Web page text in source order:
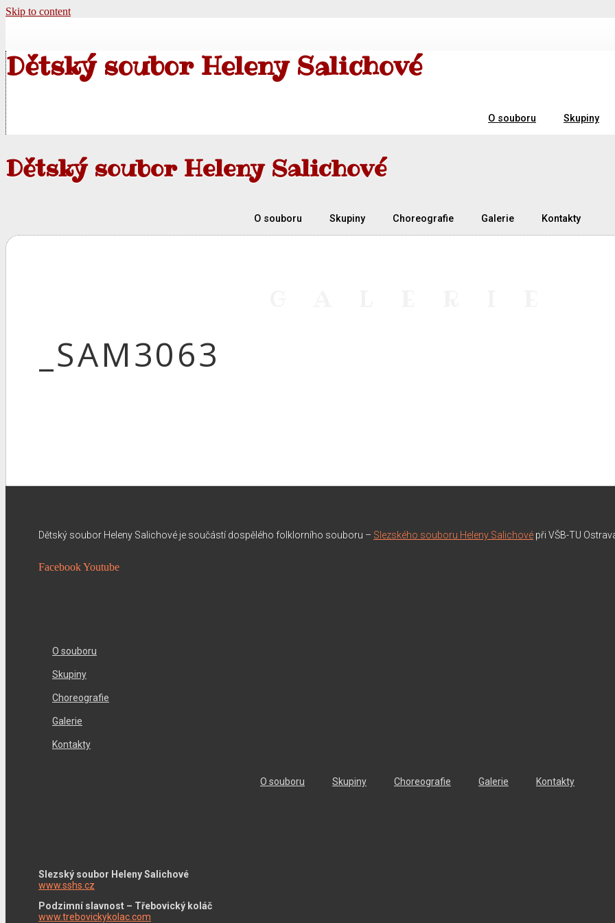
Skip to content
Dětský soubor Heleny Salichové
O souboru Skupiny
Dětský soubor Heleny Salichové
O souboru Skupiny Choreografie Galerie Kontakty
_SAM3063
Dětský soubor Heleny Salichové je součástí dospělého folklorního souboru – Slezského souboru Heleny Salichové při VŠB-TU
FacebookYoutube
O souboru
Skupiny
Choreografie
Galerie
Kontakty
O souboru Skupiny Choreografie Galerie Kontakty
Slezský soubor Heleny Salichové
www.sshs.cz
Podzimní slavnost – Třebovický koláč
www.trebovickykolac.com